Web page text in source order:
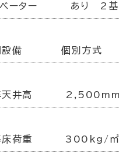
ーター あり 2基
備 個別方式
井高 2,500mm
荷重 300kg/㎡